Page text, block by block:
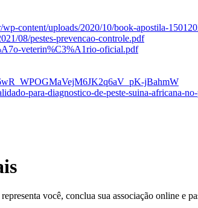
wp-content/uploads/2020/10/book-apostila-
08/pestes-prevencao-controle.pdf
veterin%C3%A1rio-oficial.pdf
jBahmW
para-diagnostico-de-peste-suina-africana-
você, conclua sua associação online e